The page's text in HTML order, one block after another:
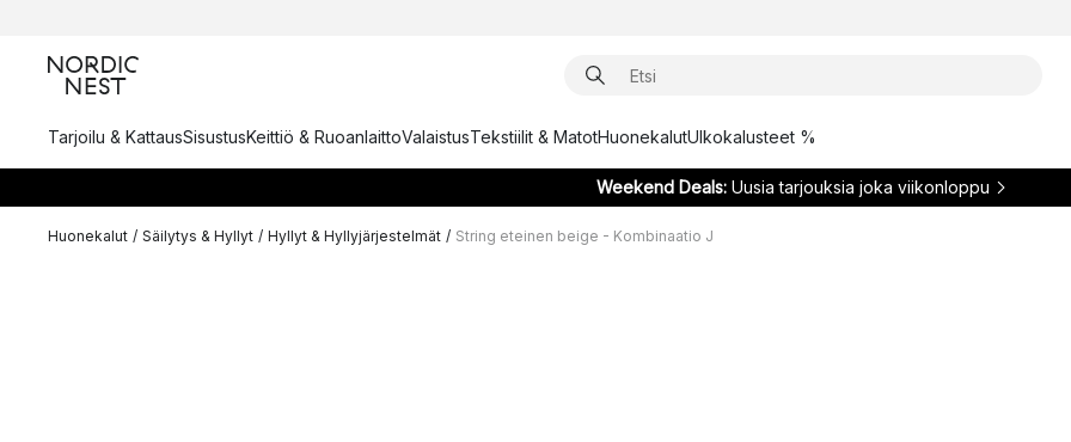
Tarjoilu & KattausSisustusKeittiö & RuoanlaittoValaistusTekstiilit & MatotHuonekalutUlkokalusteet %
Weekend Deals:Uusia tarjouksia joka viikonloppu
Huonekalut / Säilytys & Hyllyt / Hyllyt & Hyllyjärjestelmät / String eteinen beige - Kombinaatio J